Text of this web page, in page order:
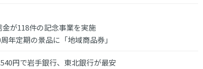
金が118件の記念事業を実施
年定期の景品に「地域商品券」
円で岩手銀行、東北銀行が最安